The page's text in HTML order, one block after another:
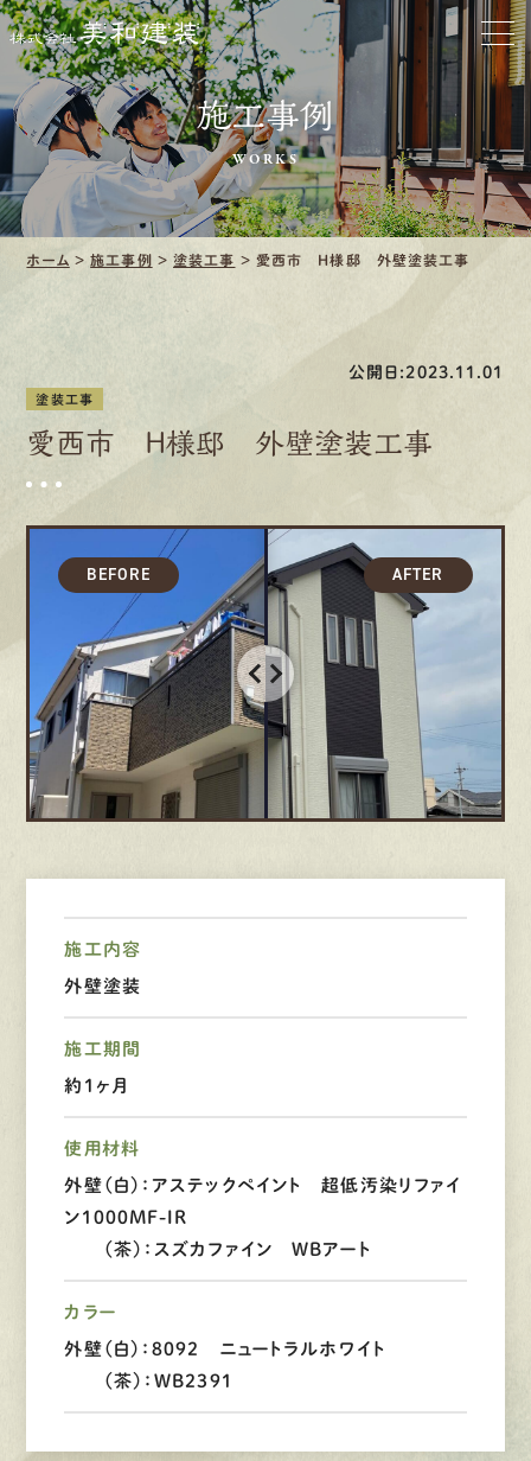
ホーム
お家をきれいに
会社をきれいに
クリーニング
施工事例
会社案内
採用情報
先輩インタビュー
エントリー
0120-44-2605
施工事例
WORKS
ホーム >施工事例 >塗装工事 > 愛西市 H様邸 外壁塗装工事
公開日:2023.11.01
塗装工事
愛西市 H様邸 外壁塗装工事
施工内容
外壁塗装
施工期間
約１ヶ月
使用材料
外壁（白）：アステックペイント 超低汚染リファイ
ン1000MF-IR
（茶）：スズカファイン WBアート
カラー
外壁（白）：8092 ニュートラルホワイト
（茶）：WB2391